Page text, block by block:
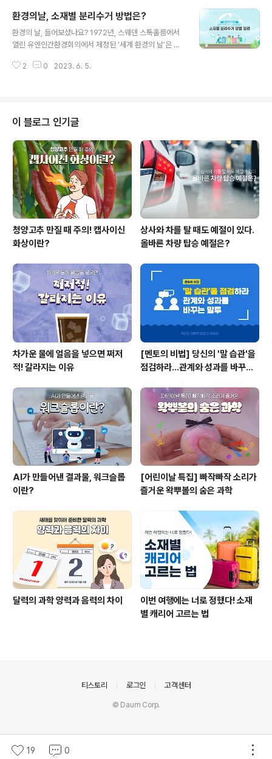
무늬 모양의 발진과 수포들이 발생하면서 통증이 동반되는
바이러스 질환입니다. 원인은 수두를 유발하는 '수두 대상
포진 바이러스(Varicella zoster virus, VZV)'인데요. 어
이러스가 없어지지 않고 몸속에 숨어 있다가 몸이 약해지
환경의날, 소재별 분리수거 방법은?
환경의 날, 들어보셨나요? 1972년, 스웨덴 스톡홀름에서
열린 유엔인간환경회의에서 제정된 ‘세계 환경의 날’은 국
로, 매년 6월 5일을 말합니다. 환경의 날과 같은 기념일이
강조되고 있습니다. 일상에서 환경 보호를 위해 실천할 수
있는 일 중 하나가 바로 쓰레기 분리수거인데요, 일반쓰레
기와 재활용품을 올바르게 구분하여 배출하는 것만으로도
환경 보호에 도움이 될 수 있습니다. 오늘은 휴비스에서 소
재별로 헷갈릴 수 있는 분리수거 방법에 대해 알려드립니
다. 우리가 가장 많이 사용하고 배출하..
2 0 2023. 6. 5.
이 블로그 인기글
청양고추 만질 때 주의! 캡사이신
화상이란?
상사와 차를 탈 때도 예절이 있다.
올바른 차량 탑승 예절은?
차가운 물에 얼음을 넣으면 쩌저
적! 갈라지는 이유
[멘토의 비법] 당신의 '말 습관'을
점검하라...관계와 성과를 바꾸는
AI가 만들어낸 결과물, 워크슬롭
이란?
[어린이날 특집] 빠작빠작 소리가
즐거운 왁뿌볼의 숨은 과학
달력의 과학 양력과 음력의 차이
이번 여행에는 너로 정했다! 소재
별 캐리어 고르는 법
19 0
티스토리 로그인 고객센터
© Daum Corp.